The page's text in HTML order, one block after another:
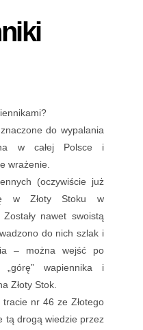
do wypalania
w całej Polsce i
wrażenie.
(oczywiście już
w Złoty Stoku w
nawet swoistą
do nich szlak i
– można wejść po
„górę” wapiennika i
Złoty Stok.
nr 46 ze Złotego
tą drogą wiedzie przez